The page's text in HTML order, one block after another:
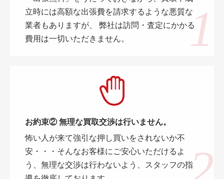
立時には高額な出張費を請求するような悪質な
業者もありますが、 弊社は訪問・査定にかかる
費用は一切いただきません。
お約束② 無理な買取交渉は行いません。
怖い人が来て強引な押し買いをされないか不
安・・・そんなお客様にご安心いただけるよ
う、無理な交渉は行わないよう、スタッフの指